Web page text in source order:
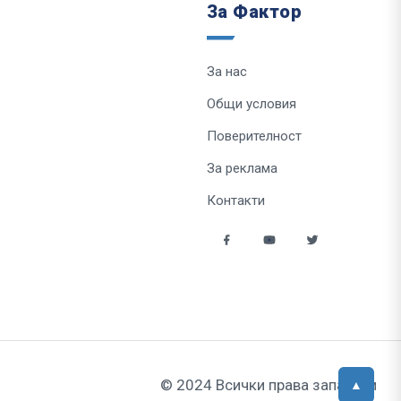
За Фактор
За нас
Общи условия
Поверителност
За реклама
Контакти
© 2024 Всички права запазени